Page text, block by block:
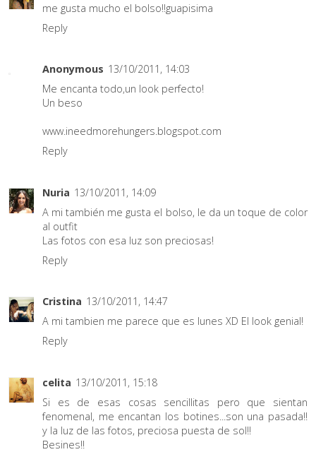
me gusta mucho el bolso!!guapisima
Reply
Anonymous 13/10/2011, 14:03
Me encanta todo,un look perfecto!
Un beso
www.ineedmorehungers.blogspot.com
Reply
Nuria 13/10/2011, 14:09
A mi también me gusta el bolso, le da un toque de color
al outfit
Las fotos con esa luz son preciosas!
Reply
Cristina 13/10/2011, 14:47
A mi tambien me parece que es lunes XD El look genial!
Reply
celita 13/10/2011, 15:18
Si es de esas cosas sencillitas pero que sientan
fenomenal, me encantan los botines...son una pasada!!
y la luz de las fotos, preciosa puesta de sol!!
Besines!!